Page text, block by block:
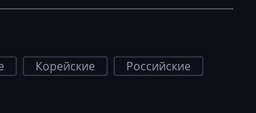
Корейские
Российские